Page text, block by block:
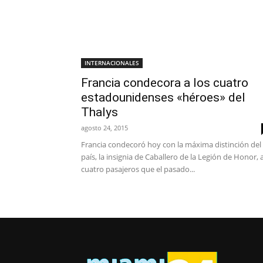
INTERNACIONALES
Francia condecora a los cuatro
estadounidenses «héroes» del
Thalys
agosto 24, 2015
Francia condecoró hoy con la máxima distinción del
país, la insignia de Caballero de la Legión de Honor,
cuatro pasajeros que el pasado...